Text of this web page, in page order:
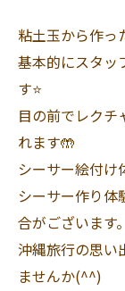
粘土玉から作
基本的にスタッ
す⭐️
目の前でレクチ
れます🤲
シーサー絵付け
シーサー作り体
合がございます。
沖縄旅行の思い
ませんか(^^)